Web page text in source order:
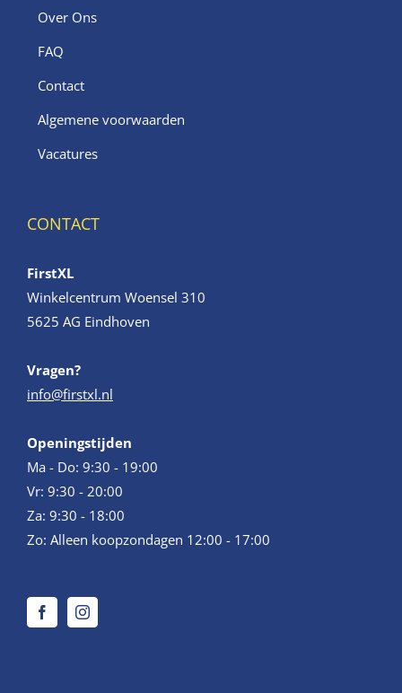
Over Ons
FAQ
Contact
Algemene voorwaarden
Vacatures
CONTACT
FirstXL
Winkelcentrum Woensel 310
5625 AG Eindhoven
Vragen?
info@firstxl.nl
Openingstijden
Ma - Do: 9:30 - 19:00
Vr: 9:30 - 20:00
Za: 9:30 - 18:00
Zo: Alleen koopzondagen 12:00 - 17:00